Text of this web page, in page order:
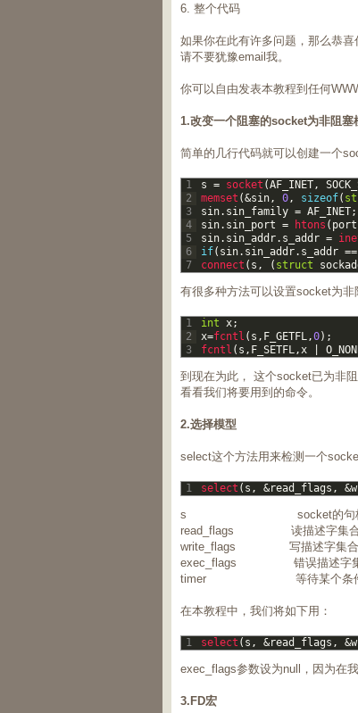
6. 整个代码
如果你在此有许多问题，那么恭
请不要犹豫email我。
你可以自由发表本教程到任何
1.改变一个阻塞的socket为非阻塞
简单的几行代码就可以创建一个
1
2
3
4
5
6
7
s = socket (AF_INET,
memset (&sin, 0, sizeof(
sin. sin_family = AF_INET;
sin. sin_port = htons ( port
sin. sin_addr. s_addr =
if( sin. sin_addr. s_addr ==
connect ( s , ( struct
有很多种方法可以设置socket为
1
2
3
int x;
x=fcntl ( s , F_GETFL,0) ;
fcntl ( s , F_SETFL,x
到现在为此， 这个socket已为非
看看我们将要用到的命令。
2.选择模型
select这个方法用来检测一个
1 select ( s , &read_flags , &
s socket的句
read_flags 读描述字集合。
write_flags 写描述字集合。
exec_flags 错误描述字集合
timer 等待某个条件为真
在本教程中，我们将如下用：
1 select ( s , &read_flags , &
exec_flags参数设为null，因为在
3.FD宏